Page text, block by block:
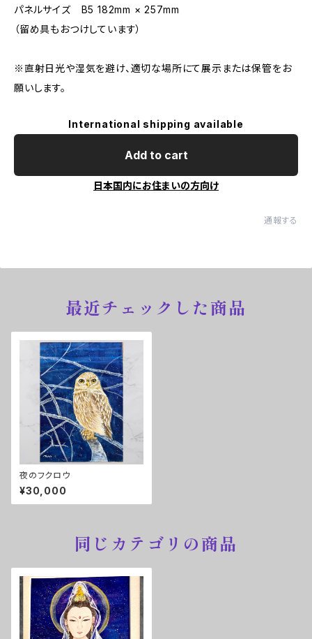
パネルサイズ B5 182mm × 257mm
（留め具もおつけしています）
※直射日光や湿気を避け、適切な場所にて展示または保管をお
願いします。
International shipping available
Add to cart
日本国内にお住まいの方向け
通報する
最近チェックした商品
夜のフクロウ
¥30,000
同じカテゴリの商品